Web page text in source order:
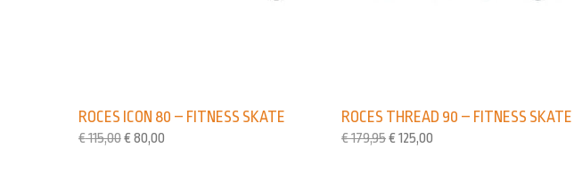
ROCES ICON 80 – FITNESS SKATE
€115,00€ 80,00
ROCES THREAD 90 – FITNESS SKATE
€179,95€ 125,00